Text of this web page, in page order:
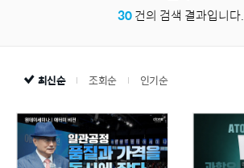
30건의 검색 결과입니다.
최신순 조회순 인기순